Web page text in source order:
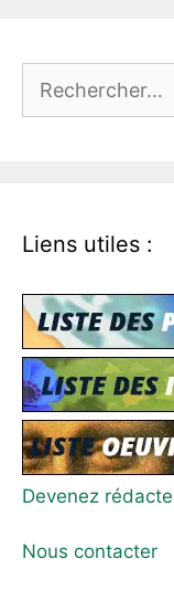
Liens utiles :
Devenez
Nous contacter